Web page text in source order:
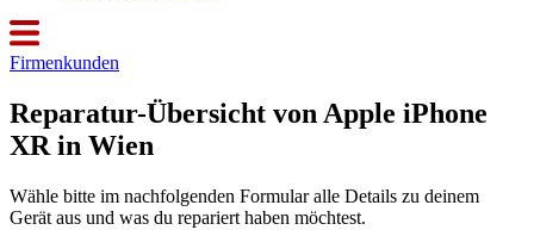
Firmenkunden
Reparatur-Übersicht von Apple iPhone
XR in Wien
Wähle bitte im nachfolgenden Formular alle Details zu deinem
Gerät aus und was du repariert haben möchtest.